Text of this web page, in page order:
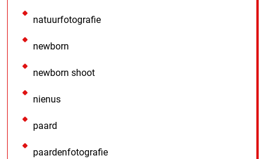
natuurfotografie
newborn
newborn shoot
nienus
paard
paardenfotografie